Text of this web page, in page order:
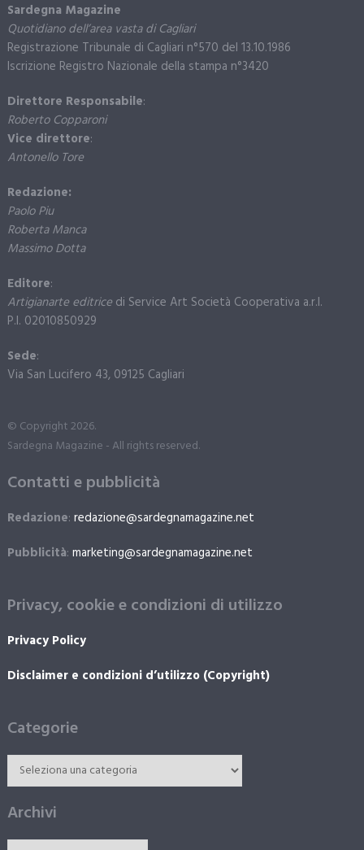
Sardegna Magazine
Quotidiano dell’area vasta di Cagliari
Registrazione Tribunale di Cagliari n°570 del 13.10.1986
Iscrizione Registro Nazionale della stampa n°3420
Direttore Responsabile:
Roberto Copparoni
Vice direttore:
Antonello Tore
Redazione:
Paolo Piu
Roberta Manca
Massimo Dotta
Editore:
Artigianarte editricedi Service Art Società Cooperativa a.r.l.
P.I. 02010850929
Sede:
Via San Lucifero 43, 09125 Cagliari
© Copyright 2026.
Sardegna Magazine - All rights reserved.
Contatti e pubblicità
Redazione: redazione@sardegnamagazine.net
Pubblicità: marketing@sardegnamagazine.net
Privacy, cookie e condizioni di utilizzo
Privacy Policy
Disclaimer e condizioni d’utilizzo (Copyright)
Categorie
Archivi